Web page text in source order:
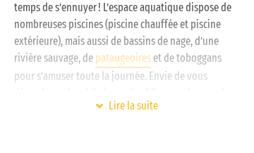
temps de s’ennuyer ! L’espace aquatique dispose de
nombreuses piscines (piscine chauffée et piscine
extérieure), mais aussi de bassins de nage, d’une
rivière sauvage, de pataugeoires et de toboggans
pour s’amuser toute la journée. Envie de vous
transats du solarium, sous les parasols pour une
Lire la suite